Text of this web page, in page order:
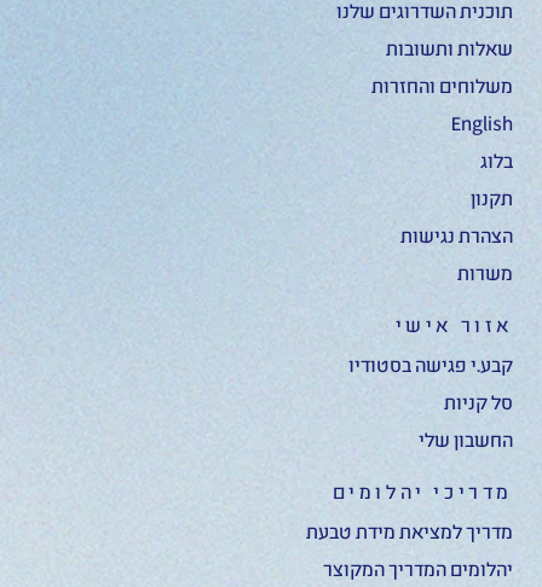
תוכנית השדרוגים שלנו
שאלות ותשובות
משלוחים והחזרות
English
בלוג
תקנון
הצהרת נגישות
משרות
אזור אישי
קבע.י פגישה בסטודיו
סל קניות
החשבון שלי
מדריכי יהלומים
מדריך למציאת מידת טבעת
יהלומים המדריך המקוצר